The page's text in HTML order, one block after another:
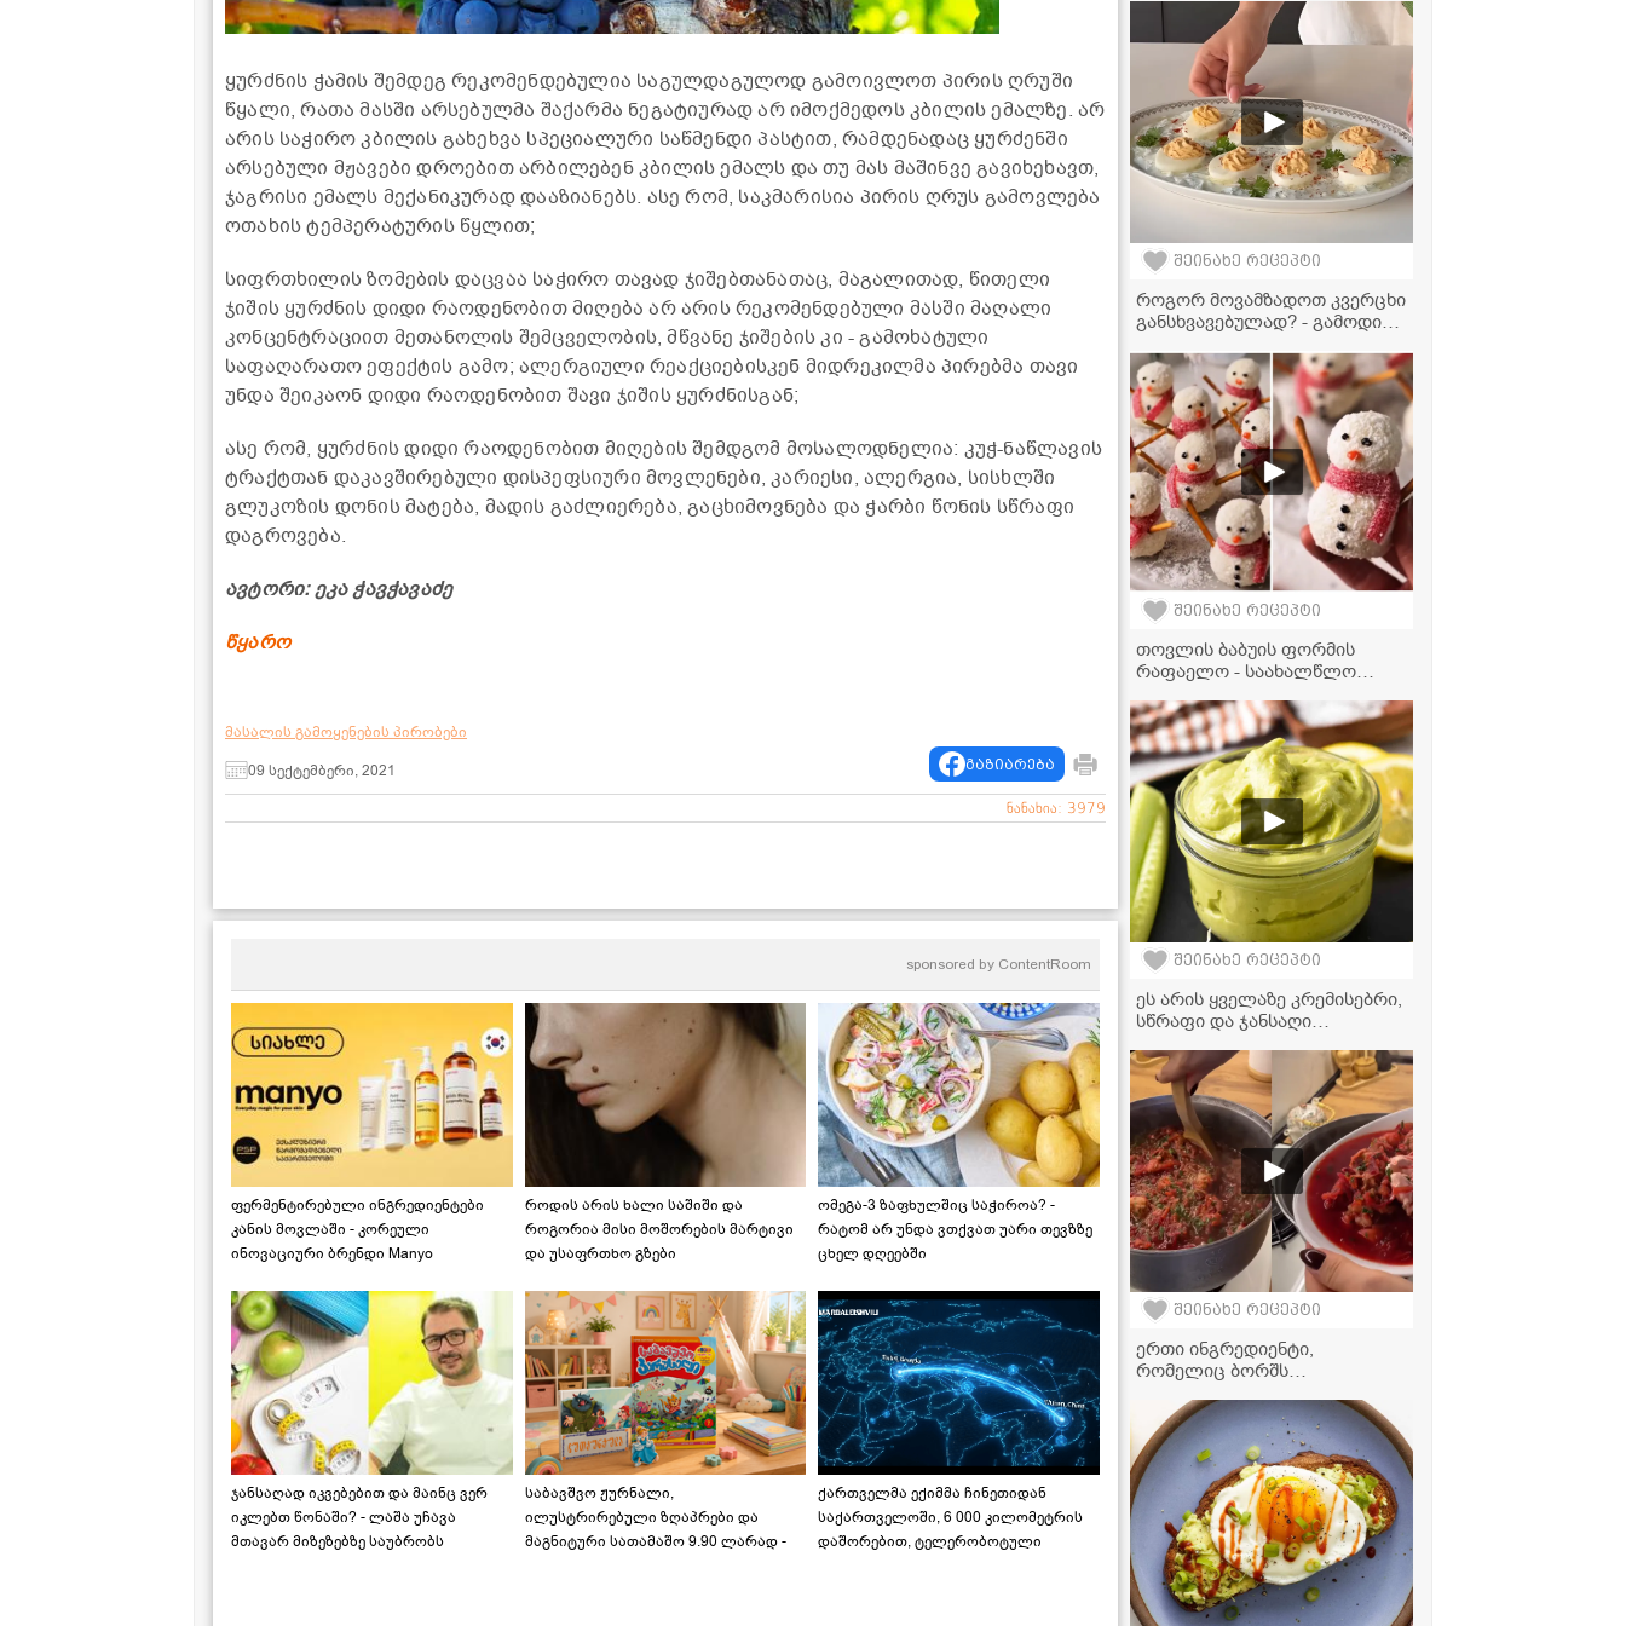
ყურძნის ჭამის შემდეგ რეკომენდებულია საგულდაგულოდ გამოივლოთ პირის ღრუში
წყალი, რათა მასში არსებულმა შაქარმა ნეგატიურად არ იმოქმედოს კბილის ემალზე. არ
არის საჭირო კბილის გახეხვა სპეციალური საწმენდი პასტით, რამდენადაც ყურძენში
არსებული მჟავები დროებით არბილებენ კბილის ემალს და თუ მას მაშინვე გავიხეხავთ,
ჯაგრისი ემალს მექანიკურად დააზიანებს. ასე რომ, საკმარისია პირის ღრუს გამოვლება
ოთახის ტემპერატურის წყლით;
სიფრთხილის ზომების დაცვაა საჭირო თავად ჯიშებთანათაც, მაგალითად, წითელი
ჯიშის ყურძნის დიდი რაოდენობით მიღება არ არის რეკომენდებული მასში მაღალი
კონცენტრაციით მეთანოლის შემცველობის, მწვანე ჯიშების კი - გამოხატული
საფაღარათო ეფექტის გამო; ალერგიული რეაქციებისკენ მიდრეკილმა პირებმა თავი
უნდა შეიკაონ დიდი რაოდენობით შავი ჯიშის ყურძნისგან;
ასე რომ, ყურძნის დიდი რაოდენობით მიღების შემდგომ მოსალოდნელია: კუჭ-ნაწლავის
ტრაქტთან დაკავშირებული დისპეფსიური მოვლენები, კარიესი, ალერგია, სისხლში
გლუკოზის დონის მატება, მადის გაძლიერება, გაცხიმოვნება და ჭარბი წონის სწრაფი
დაგროვება.
ავტორი: ეკა ჭავჭავაძე
წყარო
მასალის გამოყენების პირობები
09 სექტემბერი, 2021
გაზიარება
ნანახია: 3979
sponsored by ContentRoom
ფერმენტირებული ინგრედიენტები
კანის მოვლაში - კორეული
ინოვაციური ბრენდი Manyo
როდის არის ხალი საშიში და
როგორია მისი მოშორების მარტივი
და უსაფრთხო გზები
ომეგა-3 ზაფხულშიც საჭიროა? -
რატომ არ უნდა ვთქვათ უარი თევზზე
ცხელ დღეებში
ჯანსაღად იკვებებით და მაინც ვერ
იკლებთ წონაში? - ლაშა უჩავა
მთავარ მიზეზებზე საუბრობს
საბავშვო ჟურნალი,
ილუსტრირებული ზღაპრები და
მაგნიტური სათამაშო 9.90 ლარად -
ქართველმა ექიმმა ჩინეთიდან
საქართველოში, 6 000 კილომეტრის
დაშორებით, ტელერობოტული
შეინახე რეცეპტი
როგორ მოვამზადოთ კვერცხი
განსხვავებულად? - გამოდის
გემრიელი
შეინახე რეცეპტი
თოვლის ბაბუის ფორმის
რაფაელო - საახალწლო
უმარტივესად მზადდება!
შეინახე რეცეპტი
ეს არის ყველაზე კრემისებრი,
სწრაფი და ჯანსაღი
რეცეპტი, რომელის
მომზადებასაც სულ რაღაც 2
წუთში სჭირდება!
შეინახე რეცეპტი
ერთი ინგრედიენტი,
რომელიც ბორშს
იდეალური სადილის მარტივი
რეცეპტი!